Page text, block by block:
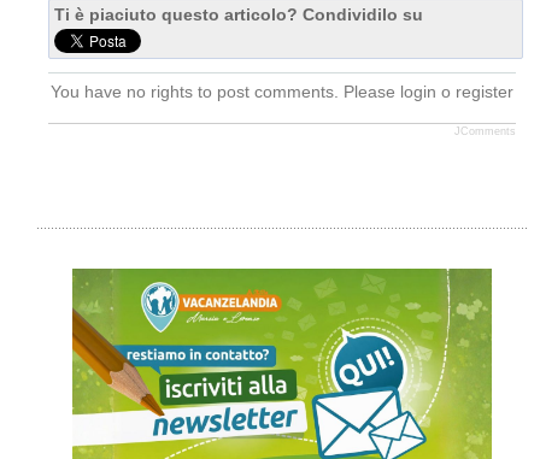
Ti è piaciuto questo articolo? Condividilo su
You have no rights to post comments. Please login o register
JComments